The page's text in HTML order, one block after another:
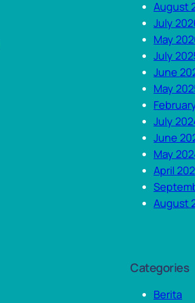
August
July
May
July
June
May
July
June
May
April
August
Categories
Berita